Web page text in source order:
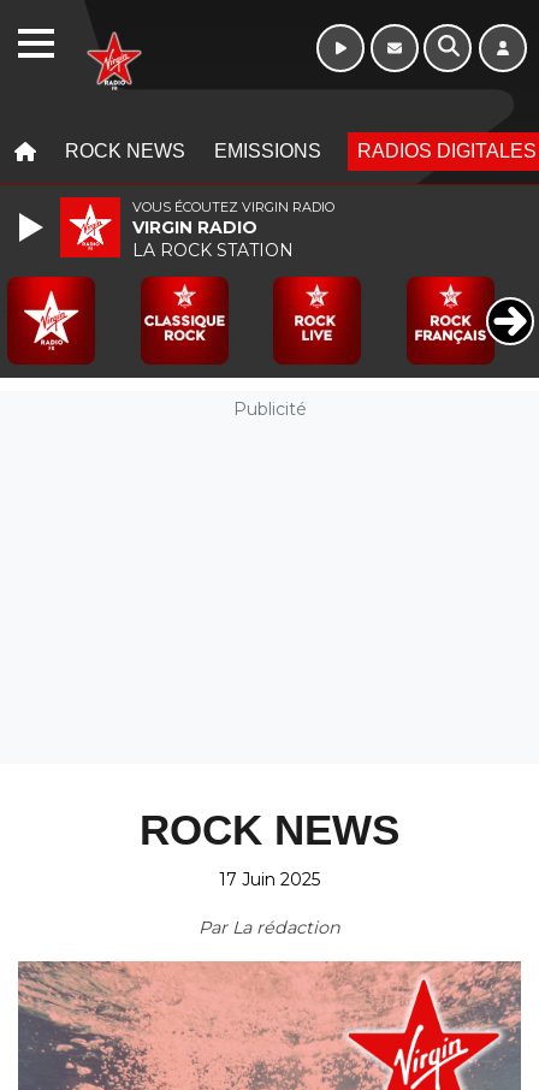
ROCK NEWS EMISSIONS RADIOS DIGITALES
Publicité
ROCK NEWS
17 Juin 2025
Par La rédaction
VOUS ÉCOUTEZ VIRGIN RADIO
VIRGIN RADIO
LA ROCK STATION
WEBRADIO Week-end de 06h
à 12h